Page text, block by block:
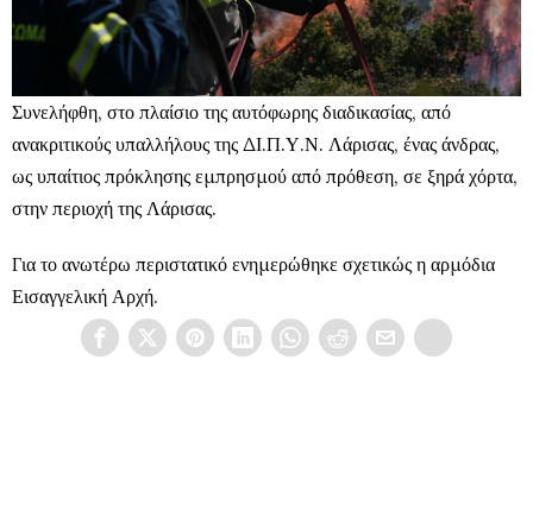
Συνελήφθη, στο πλαίσιο της αυτόφωρης διαδικασίας, από
ανακριτικούς υπαλλήλους της ΔΙ.Π.Υ.Ν. Λάρισας, ένας άνδρας,
ως υπαίτιος πρόκλησης εμπρησμού από πρόθεση, σε ξηρά χόρτα,
στην περιοχή της Λάρισας.
Για το ανωτέρω περιστατικό ενημερώθηκε σχετικώς η αρμόδια
Εισαγγελική Αρχή.